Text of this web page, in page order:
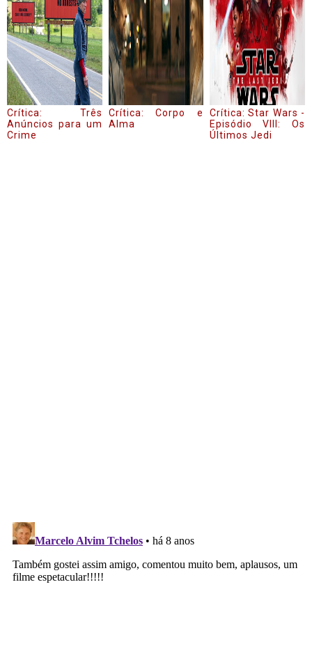
Crítica: Três
Anúncios para um
Crime
Crítica: Corpo e
Alma
Crítica: Star Wars -
Episódio VIII: Os
Últimos Jedi